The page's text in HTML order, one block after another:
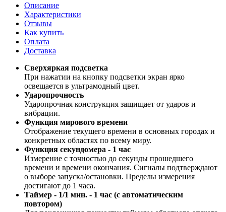
Описание
Характеристики
Отзывы
Как купить
Оплата
Доставка
Сверхяркая подсветка
При нажатии на кнопку подсветки экран ярко
освещается в ультрамодный цвет.
Ударопрочность
Ударопрочная конструкция защищает от ударов и
вибрации.
Функция мирового времени
Отображение текущего времени в основных городах и
конкретных областях по всему миру.
Функция секундомера - 1 час
Измерение с точностью до секунды прошедшего
времени и времени окончания. Сигналы подтверждают
о выборе запуска/остановки. Пределы измерения
достигают до 1 часа.
Таймер - 1/1 мин. - 1 час (с автоматическим
повтором)